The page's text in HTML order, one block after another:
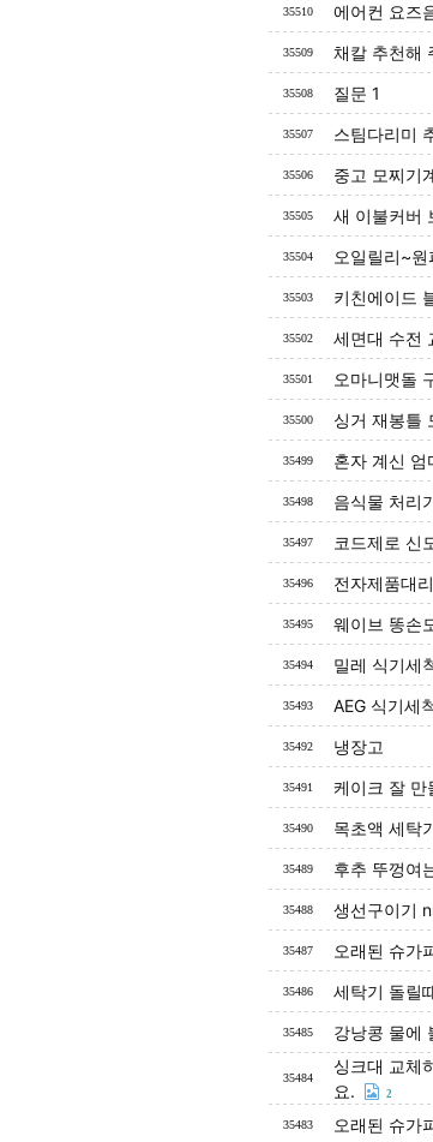
35510 에어컨 요즈
35509 채칼 추천해
35508 질문 1
35507 스팀다리미
35506 중고 모찌기
35505 새 이불커버
35504 오일릴리~
35503 키친에이드
35502 세면대 수전
35501 오마니맷돌
35500 싱거 재봉틀
35499 혼자 계신 엄
35498 음식물 처리
35497 코드제로 신
35496 전자제품대
35495 웨이브 똥손
35494 밀레 식기세
35493 AEG 식기세
35492 냉장고
35491 케이크 잘 만
35490 목초액 세탁
35489 후추 뚜껑여
35488 생선구이기
35487 오래된 슈가
35486 세탁기 돌릴
35485 강낭콩 물에
35484
싱크대 교체
요.
2
35483 오래된 슈가